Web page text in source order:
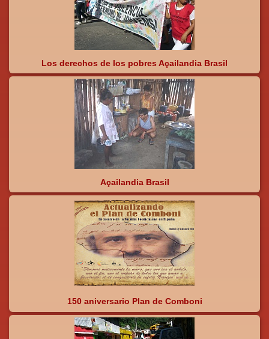
Los derechos de los pobres Açailandia Brasil
Açailandia Brasil
150 aniversario Plan de Comboni